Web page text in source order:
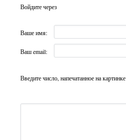
Войдите через
Ваше имя:
Ваш email:
Введите число, напечатанное на картинке